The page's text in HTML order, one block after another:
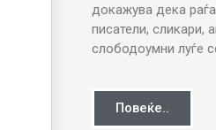
докажува дека
писатели, сликари,
слободоумни луѓе
Повеќе..